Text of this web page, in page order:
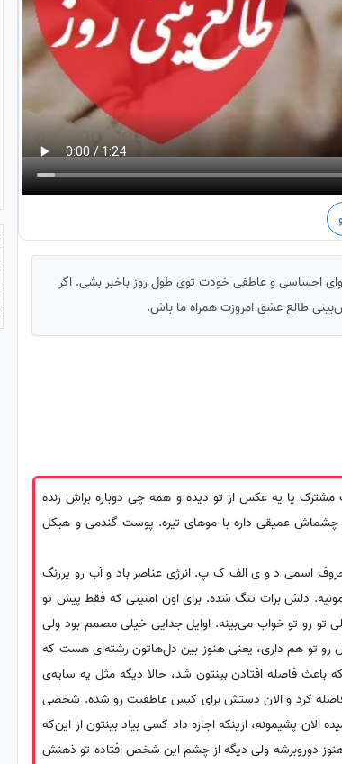
احساسی و عاطفی خودت توی طول روز باخبر بشی. اگر
طالع عشق امروزت همراه ما باش.
یا یه عکس از تو دیده و همه چی دوباره براش زنده
عمیقی داره با موهای تیره. پوست گندمی و هیکل
اسمی د و ی الف ک پ. انرژی عناصر باد و آب رو پررنگ
دلش برات تنگ شده. برای اون امنیتی که فقط پیش تو
تو رو تو خواب می‌بینه. اوایل جدایی خیلی مصمم بود ولی
تو هم داری، یعنی هنوز بین دل‌هاتون رشته‌ای هست که
باعث فاصله افتادن بینتون شد، حالا دیگه مثل یه سایه‌ی
کرد و الان دستش برای کیس عاطفیت رو شده. شخصی
پشیمونه، ازینکه اجازه داد کسی بیاد بینتون از این‌که
دوروبرشه ولی دیگه از چشم این شخص افتاده تو ذهنش